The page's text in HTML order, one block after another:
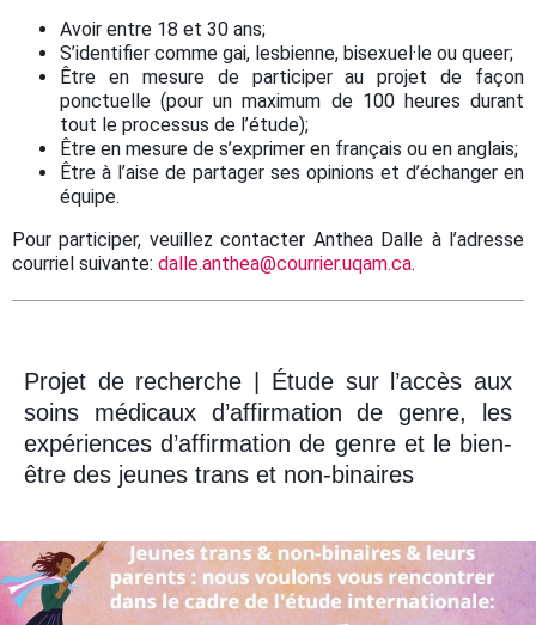
Avoir entre 18 et 30 ans;
S’identifier comme gai, lesbienne, bisexuel·le ou queer;
Être en mesure de participer au projet de façon
ponctuelle (pour un maximum de 100 heures durant
tout le processus de l’étude);
Être en mesure de s’exprimer en français ou en anglais;
Être à l’aise de partager ses opinions et d’échanger en
équipe.
Pour participer, veuillez contacter Anthea Dalle à l’adresse
courriel suivante: dalle.anthea@courrier.uqam.ca.
Projet de recherche | Étude sur l’accès aux
soins médicaux d’affirmation de genre, les
expériences d’affirmation de genre et le bien-
être des jeunes trans et non-binaires